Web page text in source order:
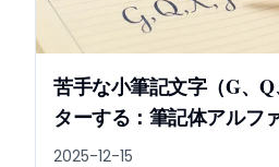
苦手な小筆記文字（G、
ターする：筆記体アルフ
2025-12-15